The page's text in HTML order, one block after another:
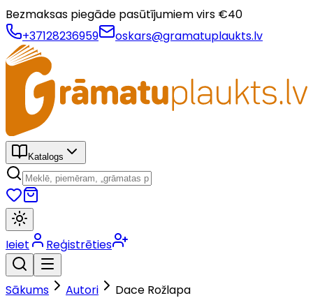
Bezmaksas piegāde pasūtījumiem virs €40
+37128236959
oskars@gramatuplaukts.lv
Katalogs
Ieiet Reģistrēties
Sākums Autori Dace Rožlapa